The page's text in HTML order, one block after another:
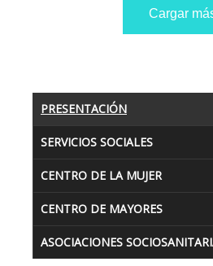
Cargar
PRESENTACIÓN
SERVICIOS SOCIALES
CENTRO DE LA MUJER
CENTRO DE MAYORES
ASOCIACIONES